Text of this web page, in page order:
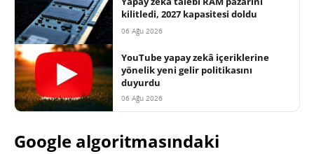
kilitledi, 2027 kapasitesi doldu
06 Ağu 2026
YouTube yapay zekâ içeriklerine
yönelik yeni gelir politikasını
duyurdu
06 Ağu 2026
Google algoritmasındaki